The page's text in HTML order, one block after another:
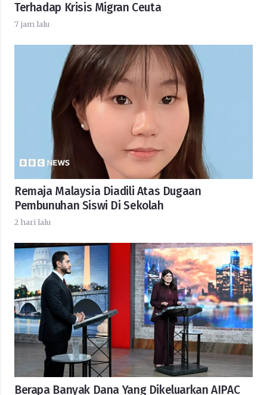
Terhadap Krisis Migran Ceuta
7 jam lalu
Remaja Malaysia Diadili Atas Dugaan
Pembunuhan Siswi Di Sekolah
2 hari lalu
Berapa Banyak Dana Yang Dikeluarkan AIPAC